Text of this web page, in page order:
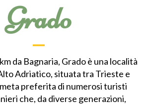
Grado
da Bagnaria, Grado è una località
Adriatico, situata tra Trieste e
meta preferita di numerosi turisti
che, da diverse generazioni,